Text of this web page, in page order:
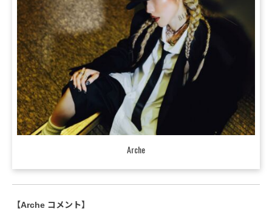
Arche
【Arche コメント】